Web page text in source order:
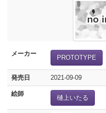
メーカー
PROTOTYPE
発売日 2021-09-09
絵師
樋上いたる